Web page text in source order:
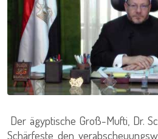
Der ägyptische Groß-Mufti, Dr.
Schärfeste den